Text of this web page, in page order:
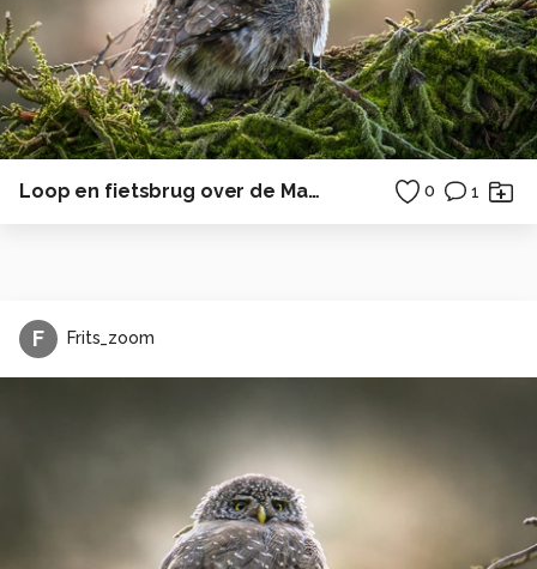
Loop en fietsbrug over de Maas in Maastricht. 0 1
F Frits_zoom